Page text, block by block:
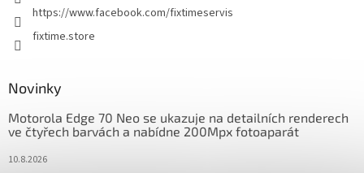
https://www.facebook.com/fixtimeservis
fixtime.store
Novinky
Motorola Edge 70 Neo se ukazuje na detailních renderech
ve čtyřech barvách a nabídne 200Mpx fotoaparát
10.8.2026